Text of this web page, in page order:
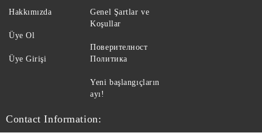
Hakkımızda
Üye Ol
Üye Girişi
Genel Şartlar ve
Koşullar
Поверителност
Политика
Yeni başlangıçların
ayı!
Contact Information: